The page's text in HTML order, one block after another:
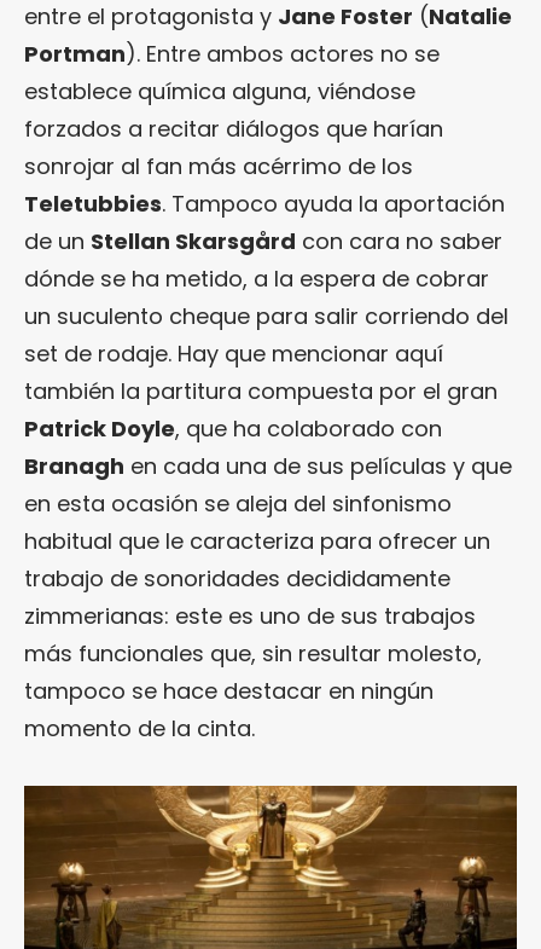
entre el protagonista y Jane Foster (Natalie
Portman). Entre ambos actores no se
establece química alguna, viéndose
forzados a recitar diálogos que harían
sonrojar al fan más acérrimo de los
Teletubbies. Tampoco ayuda la aportación
de un Stellan Skarsgård con cara no saber
dónde se ha metido, a la espera de cobrar
un suculento cheque para salir corriendo del
set de rodaje. Hay que mencionar aquí
también la partitura compuesta por el gran
Patrick Doyle, que ha colaborado con
Branagh en cada una de sus películas y que
en esta ocasión se aleja del sinfonismo
habitual que le caracteriza para ofrecer un
trabajo de sonoridades decididamente
zimmerianas: este es uno de sus trabajos
más funcionales que, sin resultar molesto,
tampoco se hace destacar en ningún
momento de la cinta.